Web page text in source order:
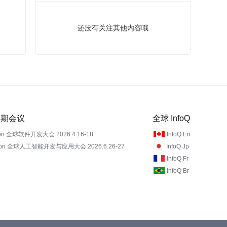
还没有关注其他内容哦
会议
全球软件开发大会 2026.4.16-18
全球人工智能开发与应用大会 2026.6.26-27
全球 InfoQ
InfoQ En
InfoQ Jp
InfoQ Fr
InfoQ Br